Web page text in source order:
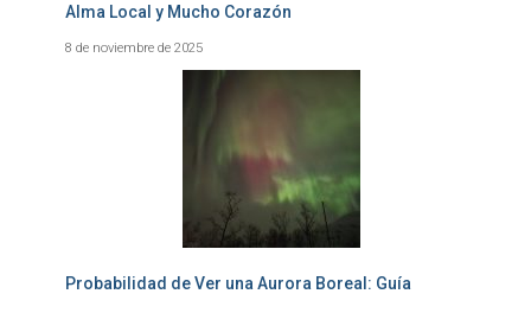
Alma Local y Mucho Corazón
8 de noviembre de 2025
Probabilidad de Ver una Aurora Boreal: Guía